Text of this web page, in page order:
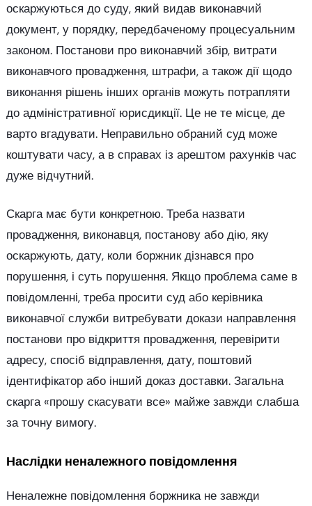
оскаржуються до суду, який видав виконавчий
документ, у порядку, передбаченому процесуальним
законом. Постанови про виконавчий збір, витрати
виконавчого провадження, штрафи, а також дії щодо
виконання рішень інших органів можуть потрапляти
до адміністративної юрисдикції. Це не те місце, де
варто вгадувати. Неправильно обраний суд може
коштувати часу, а в справах із арештом рахунків час
дуже відчутний.
Скарга має бути конкретною. Треба назвати
провадження, виконавця, постанову або дію, яку
оскаржують, дату, коли боржник дізнався про
порушення, і суть порушення. Якщо проблема саме в
повідомленні, треба просити суд або керівника
виконавчої служби витребувати докази направлення
постанови про відкриття провадження, перевірити
адресу, спосіб відправлення, дату, поштовий
ідентифікатор або інший доказ доставки. Загальна
скарга «прошу скасувати все» майже завжди слабша
за точну вимогу.
Наслідки неналежного повідомлення
Неналежне повідомлення боржника не завжди